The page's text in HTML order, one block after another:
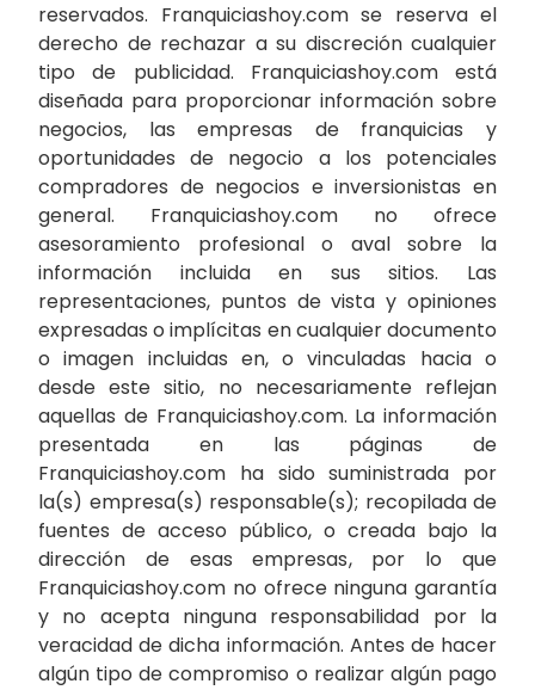
reservados. Franquiciashoy.com se reserva el
derecho de rechazar a su discreción cualquier
tipo de publicidad. Franquiciashoy.com está
diseñada para proporcionar información sobre
negocios, las empresas de franquicias y
oportunidades de negocio a los potenciales
compradores de negocios e inversionistas en
general. Franquiciashoy.com no ofrece
asesoramiento profesional o aval sobre la
información incluida en sus sitios. Las
representaciones, puntos de vista y opiniones
expresadas o implícitas en cualquier documento
o imagen incluidas en, o vinculadas hacia o
desde este sitio, no necesariamente reflejan
aquellas de Franquiciashoy.com. La información
presentada en las páginas de
Franquiciashoy.com ha sido suministrada por
la(s) empresa(s) responsable(s); recopilada de
fuentes de acceso público, o creada bajo la
dirección de esas empresas, por lo que
Franquiciashoy.com no ofrece ninguna garantía
y no acepta ninguna responsabilidad por la
veracidad de dicha información. Antes de hacer
algún tipo de compromiso o realizar algún pago